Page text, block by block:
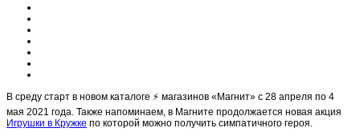
В среду старт в новом каталоге ⚡️ магазинов «Магнит» с 28 апреля по 4
мая 2021 года. Также напоминаем, в Магните продолжается новая акция
Игрушки в Кружке по которой можно получить симпатичного героя.